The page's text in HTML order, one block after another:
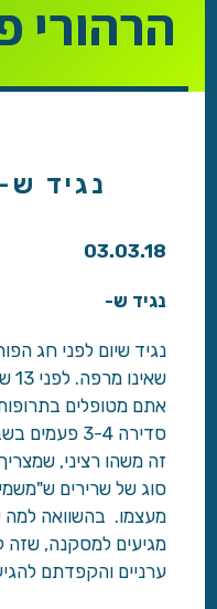
הרהורי
נגיד
03.03.18
נגיד ש-
נגיד שיום לפני חג
אתם מטופלים
סדירה 3-4
זה משהו רציני,
סוג של שרירים
מעצמו. בהשוואה
מגיעים למסקנה, שזה
ערניים והקפדתם